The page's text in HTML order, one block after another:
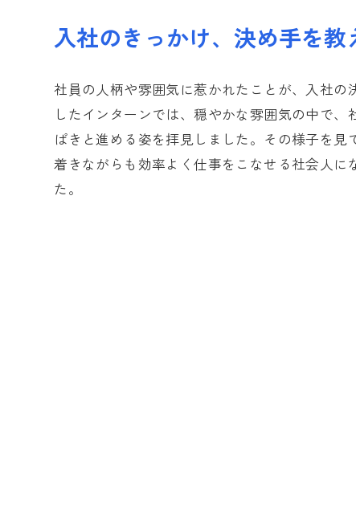
入社のきっかけ、決め手を教
社員の人柄や雰囲気に惹かれたことが、入社の
したインターンでは、穏やかな雰囲気の中で、
ぱきと進める姿を拝見しました。その様子を見
着きながらも効率よく仕事をこなせる社会人に
た。